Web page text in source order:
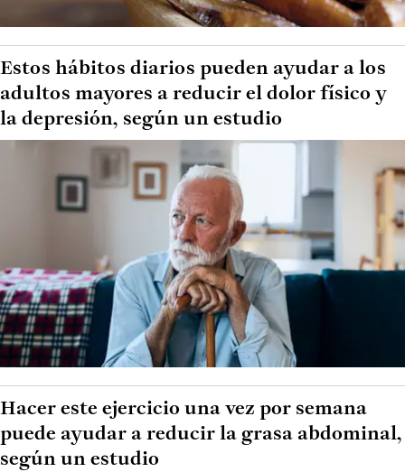
Estos hábitos diarios pueden ayudar a los
adultos mayores a reducir el dolor físico y
la depresión, según un estudio
Hacer este ejercicio una vez por semana
puede ayudar a reducir la grasa abdominal,
según un estudio